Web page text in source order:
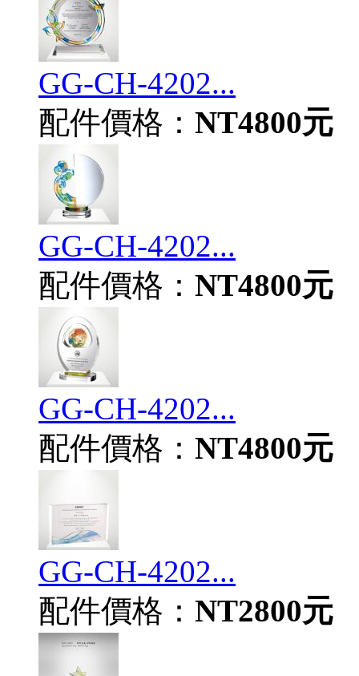
GG-CH-4202...
配件價格： NT4800元
GG-CH-4202...
配件價格： NT4800元
GG-CH-4202...
配件價格： NT4800元
GG-CH-4202...
配件價格： NT2800元